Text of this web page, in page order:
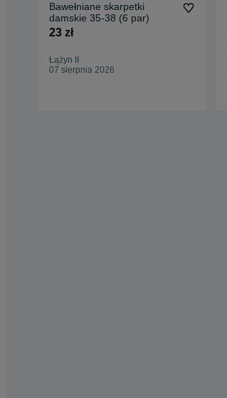
Bawełniane skarpetki
damskie 35-38 (6 par)
23 zł
Łążyn II
07 sierpnia 2026